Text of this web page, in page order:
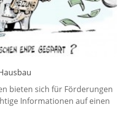
bieten sich für Förderungen
Informationen auf einen